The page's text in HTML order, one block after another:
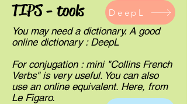
TIPS - tools
You may need a dictionary. A good
online dictionary : DeepL
For conjugation : mini "Collins French
Verbs" is very useful. You can also
use an online equivalent. Here, from
Le Figaro.
DeepL